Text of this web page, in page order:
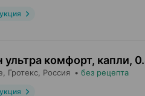
ультра комфорт, капли,
Гротекс , Россия • без рецепта